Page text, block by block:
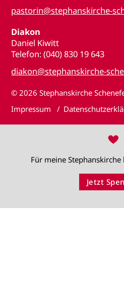
pastorin@stephanskirche-
Diakon
Daniel Kiwitt
Telefon: (040) 830 19 643
diakon@stephanskirche-
© 2026 Stephanskirche
Impressum
♥
Für meine
Jetzt